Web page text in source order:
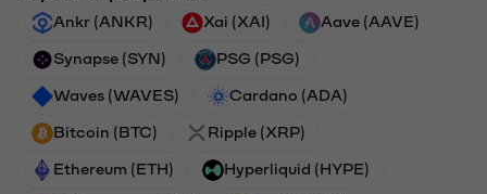
Ankr (ANKR) Xai (XAI) Aave (AAVE)
Synapse (SYN) PSG (PSG)
Waves (WAVES) Cardano (ADA)
Bitcoin (BTC) Ripple (XRP)
Ethereum (ETH) Hyperliquid (HYPE)